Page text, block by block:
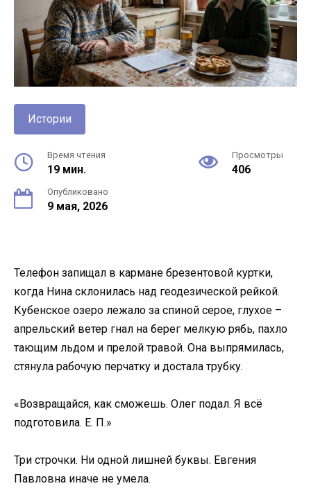
Истории
Время чтения
19 мин.
Просмотры
406
Опубликовано
9 мая, 2026
Телефон запищал в кармане брезентовой куртки,
когда Нина склонилась над геодезической рейкой.
Кубенское озеро лежало за спиной серое, глухое –
апрельский ветер гнал на берег мелкую рябь, пахло
тающим льдом и прелой травой. Она выпрямилась,
стянула рабочую перчатку и достала трубку.
«Возвращайся, как сможешь. Олег подал. Я всё
подготовила. Е. П.»
Три строчки. Ни одной лишней буквы. Евгения
Павловна иначе не умела.